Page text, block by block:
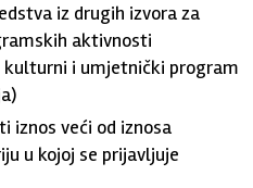
iz drugih izvora za
aktivnosti
kulturni i umjetnički program
iznos veći od iznosa
u kojoj se prijavljuje